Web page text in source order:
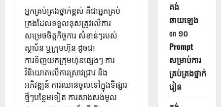
អ្នកគ្រប់គ្រងថ្នាក់ខ្ពស់ គឺជាអ្នកគ្រប់
គ្រងដែលទទួលខុសត្រូវលើការ
សម្រេចចិត្តកិច្ចការ សំខាន់ៗរបស់
ស្ថាប័ន ឬក្រុមហ៊ុន ដូចជា
ការទិញយកក្រុមហ៊ុនផ្សេងៗ ការ
វិនិយោគលើការស្រាវជ្រាវ និង
អភិវឌ្ឍន៍ ការឈានចូលទៅក្នុងទីផ្សារ
ថ្មីៗបន្ថែមទៀត ការសាងសង់មូល
គង់
ឆាយឡេង
on ១០
Prompt
សម្រាប់ការ
គ្រប់គ្រងថ្នាក់
រៀន